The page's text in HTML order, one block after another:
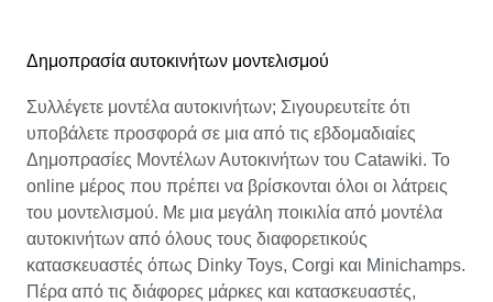
Δημοπρασία αυτοκινήτων μοντελισμού
Συλλέγετε μοντέλα αυτοκινήτων; Σιγουρευτείτε ότι
υποβάλετε προσφορά σε μια από τις εβδομαδιαίες
Δημοπρασίες Μοντέλων Αυτοκινήτων του Catawiki. Το
online μέρος που πρέπει να βρίσκονται όλοι οι λάτρεις
του μοντελισμού. Με μια μεγάλη ποικιλία από μοντέλα
αυτοκινήτων από όλους τους διαφορετικούς
κατασκευαστές όπως Dinky Toys, Corgi και Minichamps.
Πέρα από τις διάφορες μάρκες και κατασκευαστές,